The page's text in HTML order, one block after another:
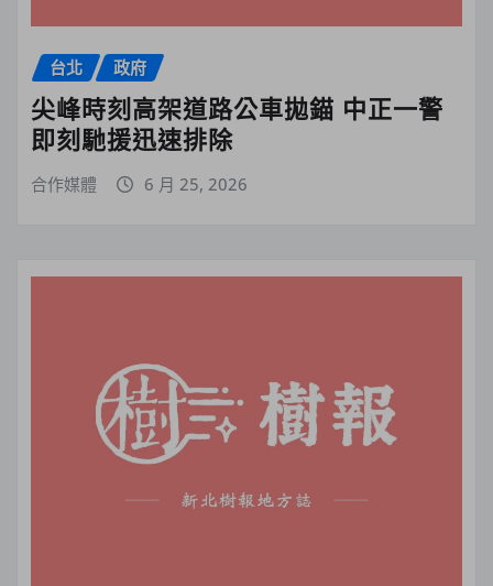
台北 政府
尖峰時刻高架道路公車拋錨 中正一警
即刻馳援迅速排除
合作媒體 6 月 25, 2026